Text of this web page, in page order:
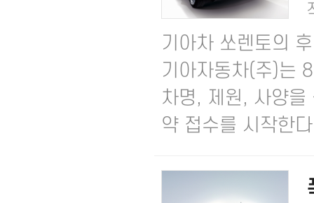
기아차 쏘렌토의
기아자동차(주)는
차명, 제원, 사양
약 접수를 시작한